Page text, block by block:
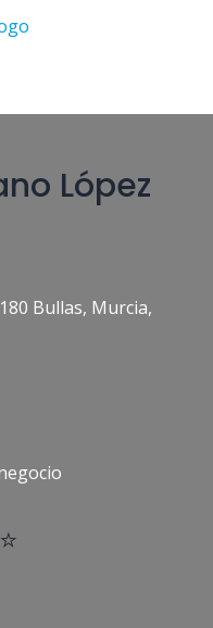
López
Bullas, Murcia,